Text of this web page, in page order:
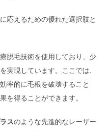
応えるための優れた選択肢と
脱毛技術を使用しており、少
実現しています。ここでは、
率的に毛根を破壊すること
を得ることができます。
スのような先進的なレーザー